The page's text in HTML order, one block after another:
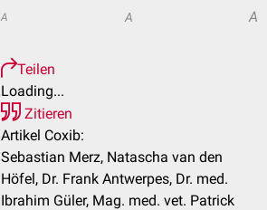
A A A
Teilen
Loading...
Zitieren
Artikel Coxib:
Sebastian Merz, Natascha van den
Höfel, Dr. Frank Antwerpes, Dr. med.
Ibrahim Güler, Mag. med. vet. Patrick